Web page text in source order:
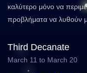
καλύτερο μόνο να
προβλήματα να λυθούν
Third Decanate
March 11 to March 20